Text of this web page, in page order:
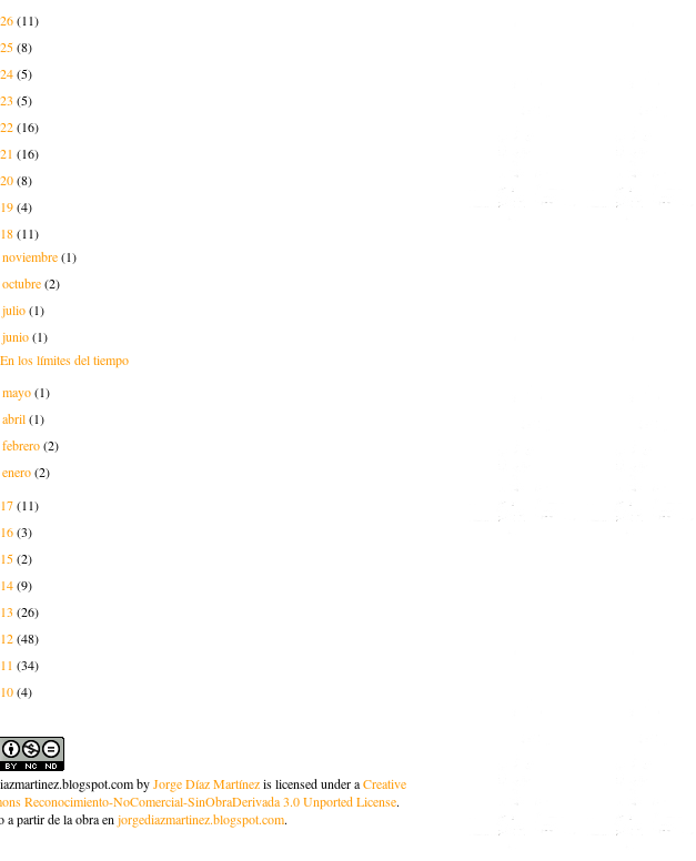
(11)
(8)
(5)
(5)
(16)
(16)
(8)
(4)
(11)
noviembre(1)
octubre(2)
julio(1)
junio(1)
En los límites del tiempo
mayo(1)
abril(1)
febrero(2)
enero(2)
(11)
(3)
(2)
(9)
(26)
(48)
(34)
(4)
byJorge Díaz Martínezis licensed under aCreative
Reconocimiento-NoComercial-SinObraDerivada 3.0 Unported License.
a partir de la obra en jorgediazmartinez.blogspot.com.